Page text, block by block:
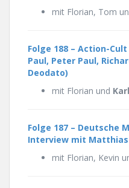
mit Florian, Tom
Folge 188 – Action-
Paul, Peter Paul,
Deodato)
mit Florian und
Folge 187 – Deutsche
Interview mit Matthias
mit Florian, Kevin